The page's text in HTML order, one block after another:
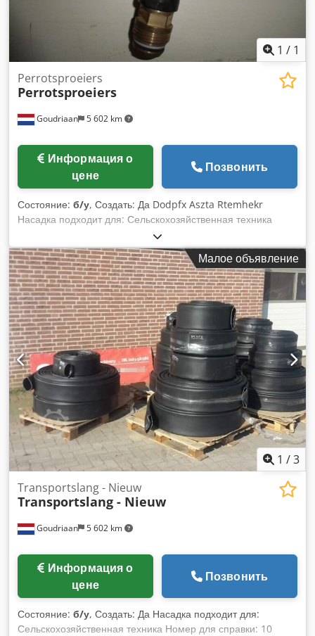
1 / 1
Goudriaan 5 602 km
Perrotsproeiers
Perrotsproeiers
цене
Позвонить
Состояние: б/у, Создать: Да Dodpfx Aszta Rtemhekr
Насадка подходит для: Сельскохозяйственная техника
Малое объявление
1 /3
Goudriaan 5 602 km
Transportslang - Nieuw
Transportslang - Nieuw
цене
Позвонить
Состояние: б/у, Создать: Да Насадка подходит для:
Сельскохозяйственная техника Номер для справки: 10